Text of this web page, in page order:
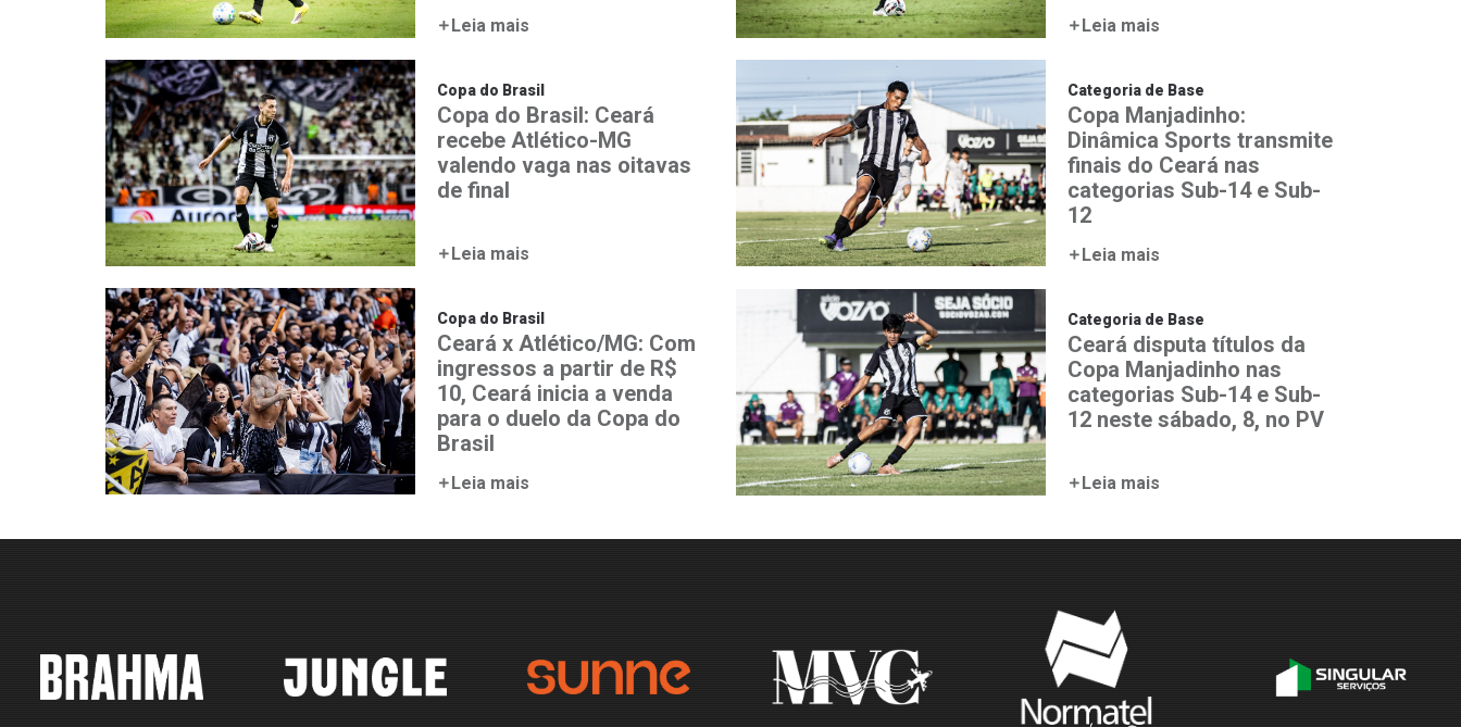
Leia mais
Copa do Brasil
Copa do Brasil: Ceará
recebe Atlético-MG
valendo vaga nas oitavas
de final
Leia mais
Copa do Brasil
Ceará x Atlético/MG: Com
ingressos a partir de R$
10, Ceará inicia a venda
para o duelo da Copa do
Brasil
Leia mais
Leia mais
Categoria de Base
Copa Manjadinho:
Dinâmica Sports transmite
finais do Ceará nas
categorias Sub-14 e Sub-
12
Leia mais
Categoria de Base
Ceará disputa títulos da
Copa Manjadinho nas
categorias Sub-14 e Sub-
12 neste sábado, 8, no PV
Leia mais